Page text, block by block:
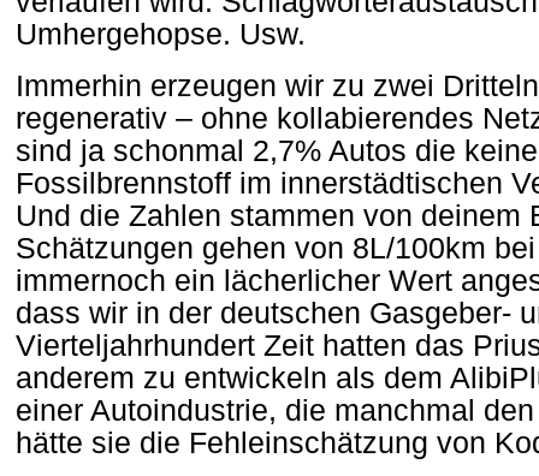
Umhergehopse. Usw.
Immerhin erzeugen wir zu zwei
regenerativ – ohne kollabierendes
sind ja schonmal 2,7% Autos die
Fossilbrennstoff im innerstädtischen
Und die Zahlen stammen von deinem
Schätzungen gehen von 8L/100km
immernoch ein lächerlicher Wert
dass wir in der deutschen Gasgeber-
Vierteljahrhundert Zeit hatten das
anderem zu entwickeln als dem
einer Autoindustrie, die manchmal
hätte sie die Fehleinschätzung von